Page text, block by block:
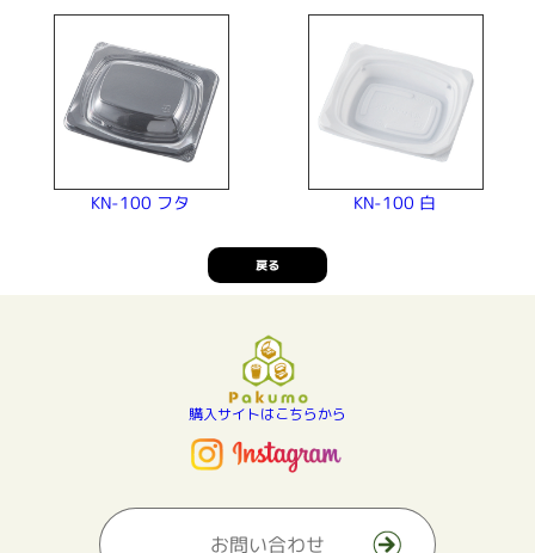
KN-100 フタ KN-100 白
戻る
購入サイトはこちらから
お問い合わせ